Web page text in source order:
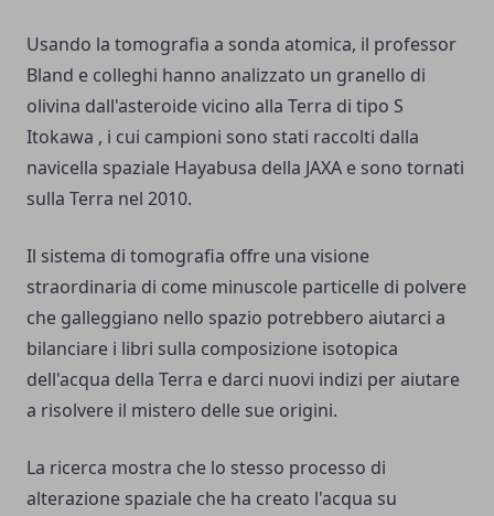
Usando la tomografia a sonda atomica, il professor
Bland e colleghi hanno analizzato un granello di
olivina dall'asteroide vicino alla Terra di tipo S
Itokawa , i cui campioni sono stati raccolti dalla
navicella spaziale Hayabusa della JAXA e sono tornati
sulla Terra nel 2010.
Il sistema di tomografia offre una visione
straordinaria di come minuscole particelle di polvere
che galleggiano nello spazio potrebbero aiutarci a
bilanciare i libri sulla composizione isotopica
dell'acqua della Terra e darci nuovi indizi per aiutare
a risolvere il mistero delle sue origini.
La ricerca mostra che lo stesso processo di
alterazione spaziale che ha creato l'acqua su